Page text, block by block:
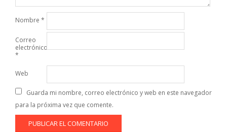
Nombre *
Correo
electrónico
*
Web
Guarda mi nombre, correo electrónico y web en este navegador
para la próxima vez que comente.